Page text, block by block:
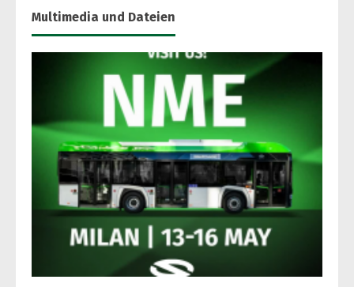
Multimedia und Dateien